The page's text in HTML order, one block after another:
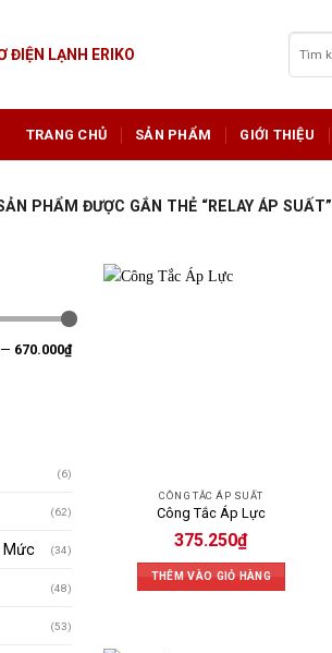
ĐIỆN LẠNH ERIKO
kiếm:
TRANG CHỦ SẢN PHẨM GIỚI THIỆU
PHẨM ĐƯỢC GẮN THẺ “RELAY ÁP SUẤT”
670.000₫
(6)
(62)
Mức (34)
(48)
(53)
CÔNG TẮC ÁP SUẤT
Công Tắc Áp Lực
375.250₫
THÊM VÀO GIỎ HÀNG